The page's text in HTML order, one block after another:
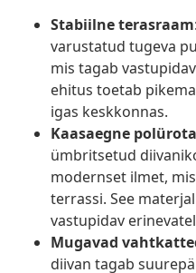
Stabiilne terasraam
varustatud tugeva
mis tagab
ehitus toetab
igas keskkonnas.
Kaasaegne
ümbritsetud
modernset ilmet,
terrassi. See
vastupidav
Mugavad
diivan tagab